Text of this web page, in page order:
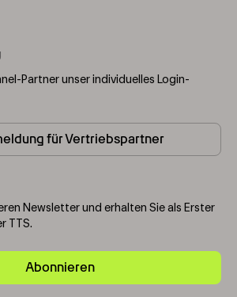
Partner unser individuelles Login-
für Vertriebspartner
Newsletter und erhalten Sie als Erster
TTS.
Abonnieren